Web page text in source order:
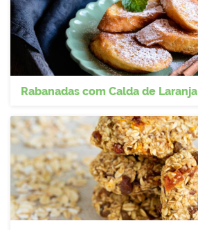
Rabanadas com Calda de Laranja